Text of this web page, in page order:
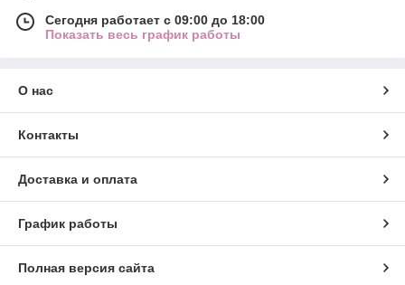
Сегодня работает с 09:00 до 18:00
Показать весь график работы
О нас
Контакты
Доставка и оплата
График работы
Полная версия сайта